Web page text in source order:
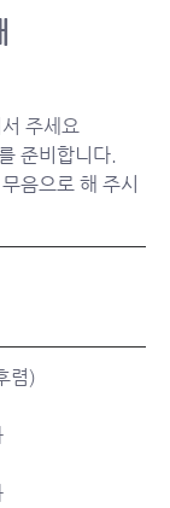
주세요
준비합니다.
음으로 해 주시
렴)